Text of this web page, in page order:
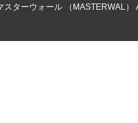
ターウォール （MASTERWAL）